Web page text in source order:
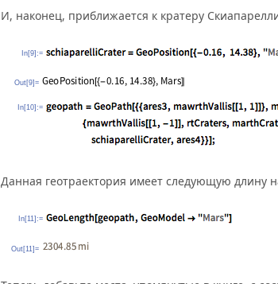
И, наконец, приближается к кратеру
In[9]:=
Out[9]=
In[10]:=
Данная геотраектория имеет следующую длину
In[11]:=
Out[11]=